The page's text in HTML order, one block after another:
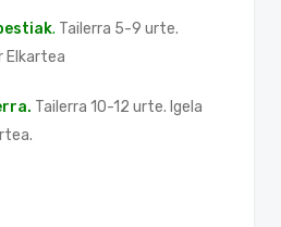
. Tailerra 5-9 urte.
Elkartea
Tailerra 10-12 urte. Igela